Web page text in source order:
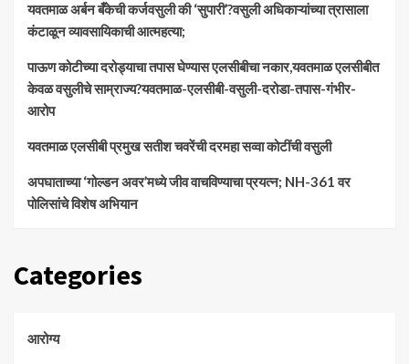
​यवतमाळ अर्बन बँकेची कर्जवसुली की ‘सुपारी’?वसुली अधिकाऱ्यांच्या त्रासाला
कंटाळून व्यावसायिकाची आत्महत्या;
पाऊण कोटीच्या दरोड्याचा तपास घेण्यास एलसीबीचा नकार,यवतमाळ एलसीबीत
केवळ वसुलीचे साम्राज्य?यवतमाळ-एलसीबी-वसुली-दरोडा-तपास-गंभीर-
आरोप
यवतमाळ एलसीबी प्रमुख सतीश चवरेंची दरमहा सव्वा कोटींची वसुली
अपघाताच्या ‘गोल्डन अवर’मध्ये जीव वाचविण्याचा प्रयत्न; NH-361 वर
पोलिसांचे विशेष अभियान
Categories
आरोग्य